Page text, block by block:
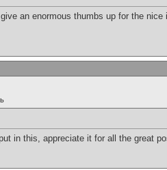
an enormous thumbs up for the
in this, appreciate it for all the great